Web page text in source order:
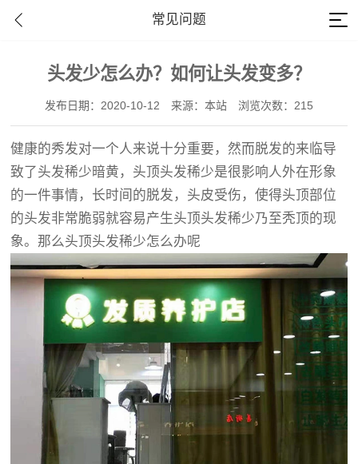
常见问题
头发少怎么办？如何让头发变多？
发布日期：2020-10-12 来源：本站 浏览次数：215
健康的秀发对一个人来说十分重要，然而脱发的来临导
致了头发稀少暗黄，头顶头发稀少是很影响人外在形象
的一件事情，长时间的脱发，头皮受伤，使得头顶部位
的头发非常脆弱就容易产生头顶头发稀少乃至秃顶的现
象。那么头顶头发稀少怎么办呢